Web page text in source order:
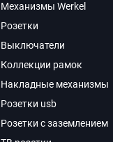
Механизмы Werkel
Розетки
Выключатели
Коллекции рамок
Накладные механизмы
Розетки usb
Розетки с заземлением